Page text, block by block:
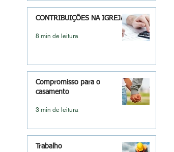
CONTRIBUIÇÕES NA IGREJA
8 min de leitura
Compromisso para o
casamento
3 min de leitura
Trabalho